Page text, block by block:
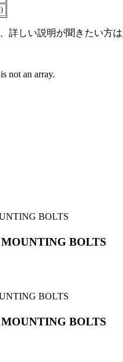
詳しい説明が聞きたい方は
not an array.
MOUNTING BOLTS
MOUNTING BOLTS